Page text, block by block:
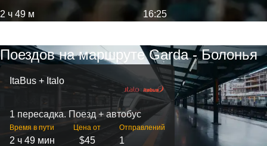
2 ч 49 м 16:25
Поездов на маршруте Garda - Болонья
ItaBus + Italo
1 пересадка. Поезд + автобус
Время в пути
2 ч 49 мин
Цена от
$45
Отправлений
1